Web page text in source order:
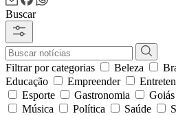
Buscar
Filtrar por categorias Beleza
Educação
Empreender
Esporte
Gastronomia Goiás
Música
Política Saúde